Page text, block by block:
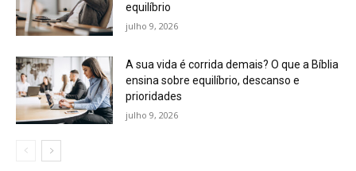
equilíbrio
julho 9, 2026
A sua vida é corrida demais? O que a Bíblia
ensina sobre equilíbrio, descanso e
prioridades
julho 9, 2026